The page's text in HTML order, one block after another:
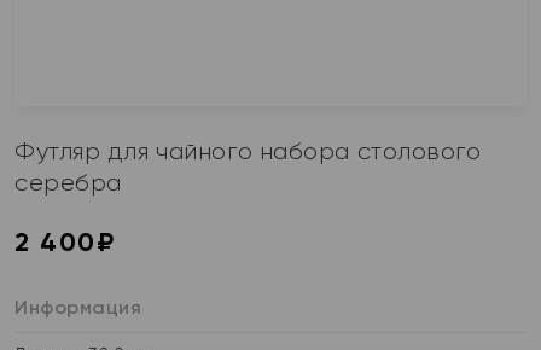
Футляр для чайного набора столового
серебра
2 400₽
Информация